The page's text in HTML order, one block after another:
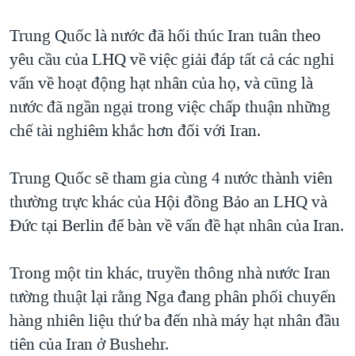
CÁC GIÁ TRỊ CỘNG HÒA Ở VIỆT NAM
THƯỢNG ĐỈNH TRUMP-KIM TẠI VIỆT NAM
TRỊNH VĨNH BÌNH VS. CHÍNH PHỦ VIỆT NAM
NGƯ DÂN VIỆT VÀ LÀN SÓNG TRỘM HẢI SÂM
QUAN HỆ VIỆT MỸ
Trung Quốc là nước đã hối thúc Iran tuân theo
yêu cầu của LHQ về việc giải đáp tất cả các nghi
vấn về hoạt động hạt nhân của họ, và cũng là
nước đã ngần ngại trong việc chấp thuận những
chế tài nghiêm khắc hơn đối với Iran.
Trung Quốc sẽ tham gia cùng 4 nước thành viên
thường trực khác của Hội đồng Bảo an LHQ và
Đức tại Berlin để bàn về vấn đề hạt nhân của Iran.
Trong một tin khác, truyền thông nhà nước Iran
tường thuật lại rằng Nga đang phân phối chuyến
hàng nhiên liệu thứ ba đến nhà máy hạt nhân đầu
tiên của Iran ở Bushehr.